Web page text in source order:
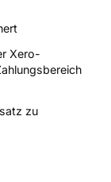
Xero-
zu